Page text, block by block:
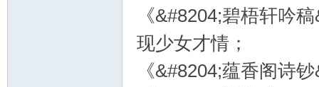
《&#8204;碧梧轩吟
现少女才情；
《&#8204;蕴香阁诗